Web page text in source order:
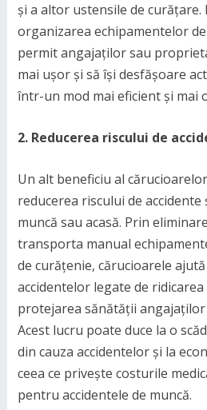
și a altor ustensile de curățare.
organizarea echipamentelor
permit angajaților sau
mai ușor și să își desfășoare
într-un mod mai eficient și mai
2. Reducerea riscului de
Un alt beneficiu al
reducerea riscului de accidente
muncă sau acasă. Prin
transporta manual
de curățenie, cărucioarele
accidentelor legate de
protejarea sănătății
Acest lucru poate duce la o
din cauza accidentelor și la
ceea ce privește costurile
pentru accidentele de muncă.